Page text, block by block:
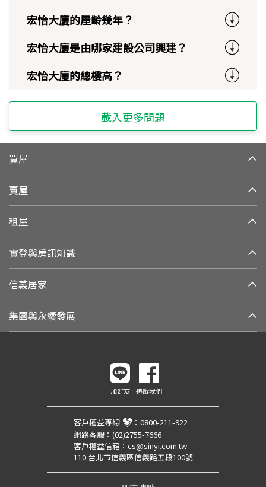
宏怡大廈的屋齡幾年？
宏怡大廈是由哪家建設公司興建？
宏怡大廈的總樓高？
載入更多問題
買屋
賣屋
租屋
實登與房訊知識
信義居家
集團與永續發展
加好友 追蹤我們
客戶權益專線 ： 0800-211-922
網路客服： (02)2755-7666
客戶權益信箱： cs@sinyi.com.tw
110 台北市信義區信義路五段100號